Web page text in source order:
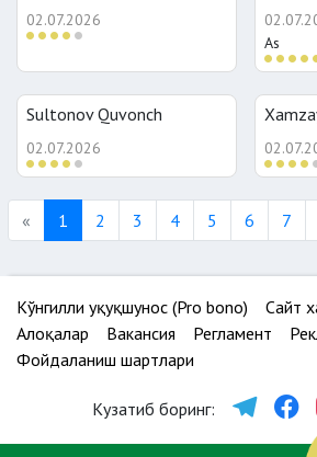
02.07.2026
As
Sultonov Quvonch
02.07.2026
« Previous
1 2 3 4 5 6 7
Кўнгилли ҳуқуқшунос (Pro bono)
Сайт
Алоқалар
Вакансия Регламент
Фойдаланиш шартлари
Кузатиб боринг: